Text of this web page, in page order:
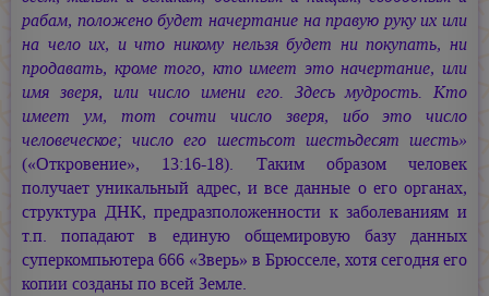
рабам, положено будет начертание на правую руку их или
на чело их, и что никому нельзя будет ни покупать, ни
продавать, кроме того, кто имеет это начертание, или
имя зверя, или число имени его. Здесь мудрость. Кто
имеет ум, тот сочти число зверя, ибо это число
человеческое; число его шестьсот шестьдесят шесть»
(«Откровение», 13:16-18). Таким образом человек
получает уникальный адрес, и все данные о его органах,
структура ДНК, предразположенности к заболеваниям и
т.п. попадают в единую общемировую базу данных
суперкомпьютера 666 «Зверь» в Брюсселе, хотя сегодня его
копии созданы по всей Земле.